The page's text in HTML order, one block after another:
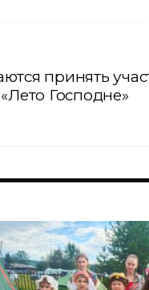
принять
Господне»